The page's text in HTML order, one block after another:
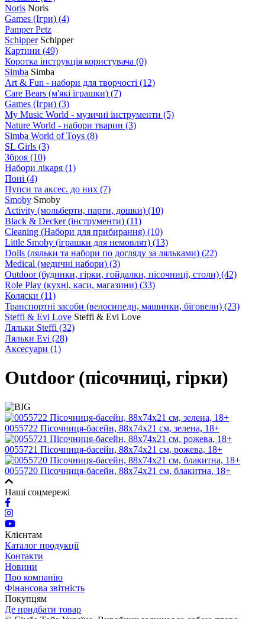
Noris Noris
Games (Ігри) (4)
Pamper Petz
Schipper Schipper
Картини (49)
Коротка інструкція користувача (0)
Simba Simba
Art & Fun - набори для творчості (12)
Care Bears (м'які іграшки) (7)
Games (Ігри) (3)
My Music World - музичні інструменти (5)
Nature World - набори тварин (3)
Simba World of Toys (8)
SL Girls (3)
Зброя (10)
Набори лікаря (1)
Поні (4)
Пупси та аксес. до них (7)
Smoby Smoby
Аctivity (мольберти, парти, дошки) (10)
Black & Decker (інструменти) (11)
Cleaning (Набори для прибирання) (10)
Little Smoby (іграшки для немовлят) (13)
Dolls (ляльки та набори по догляду за ляльками) (22)
Medical (медичні набори) (3)
Outdoor (будинки, гірки, гойдалки, пісочниці, столи) (42)
Role Play (кухні, каси, магазини) (33)
Коляски (11)
Транспортні засоби (велосипеди, машинки, біговели) (23)
Steffi & Evi Love Steffi & Evi Love
Ляльки Steffi (32)
Ляльки Evi (28)
Аксесуари (1)
Outdoor (пісочниці, гірки)
0055722 Пісочниця-басейн, 88х74х21 см, зелена, 18+
0055721 Пісочниця-басейн, 88х74х21 см, рожева, 18+
0055720 Пісочниця-басейн, 88х74х21 см, блакитна, 18+
Наші соцмережі
Клієнтам
Каталог продукції
Контакти
Новини
Про компанію
Фінансова звітність
Покупцям
Де придбати товар